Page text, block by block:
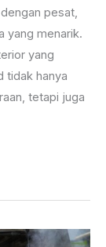
pesat,
yang menarik.
yang
tidak hanya
tetapi juga